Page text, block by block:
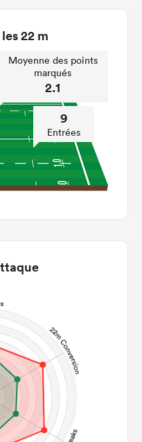
22 m
Moyenne des points
marqués
2.1
9
Entrées